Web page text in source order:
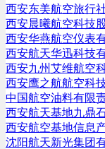
西安东美航空旅行
西安晨曦航空科技
西安华燕航空仪表
西安航天华迅科技
西安九州艾维航空
西安鹰之航航空科
中国航空油料有限
西安航天基地九鼎
西安航空基地信息
沈阳航天新光集团